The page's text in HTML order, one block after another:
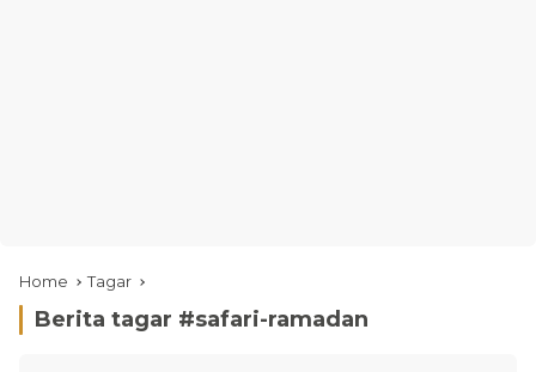
Home Tagar
Berita tagar #safari-ramadan